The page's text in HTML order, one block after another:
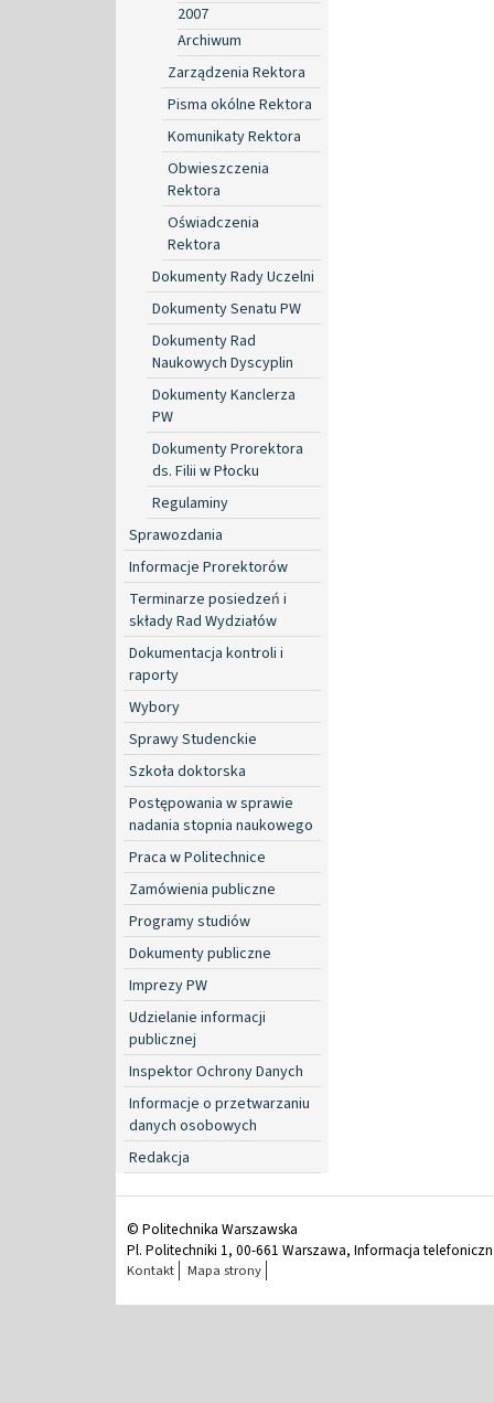
2007
Archiwum
Zarządzenia Rektora
Pisma okólne Rektora
Komunikaty Rektora
Obwieszczenia
Rektora
Oświadczenia
Rektora
Dokumenty Rady Uczelni
Dokumenty Senatu PW
Dokumenty Rad
Naukowych Dyscyplin
Dokumenty Kanclerza
PW
Dokumenty Prorektora
ds. Filii w Płocku
Regulaminy
Sprawozdania
Informacje Prorektorów
Terminarze posiedzeń i
składy Rad Wydziałów
Dokumentacja kontroli i
raporty
Wybory
Sprawy Studenckie
Szkoła doktorska
Postępowania w sprawie
nadania stopnia naukowego
Praca w Politechnice
Zamówienia publiczne
Programy studiów
Dokumenty publiczne
Imprezy PW
Udzielanie informacji
publicznej
Inspektor Ochrony Danych
Informacje o przetwarzaniu
danych osobowych
Redakcja
© Politechnika Warszawska
Pl. Politechniki 1, 00-661 Warszawa, Informacja
Kontakt Mapa strony